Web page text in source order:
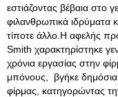
εστιάζοντας βέβαια στο
φιλανθρωπικά ιδρύματα
τίποτε άλλο.Η αφελής
Smith χαρακτηρίστηκε
χρόνια εργασίας στην
μπόνους, βγήκε δημόσια
φίρμας, κατηγορώντας